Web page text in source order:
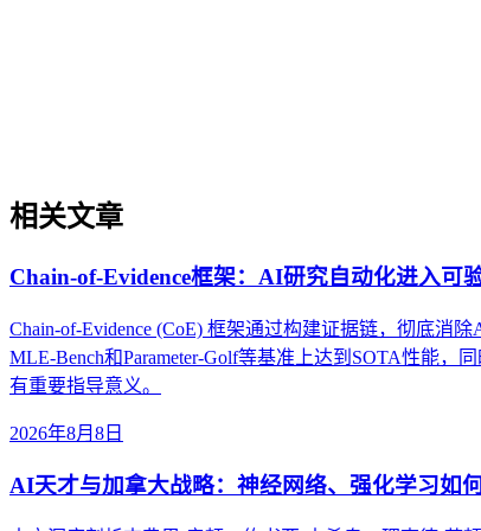
相关文章
Chain-of-Evidence框架：AI研究自动化进入可
Chain-of-Evidence (CoE) 框架通过构建证据链，彻底消
MLE-Bench和Parameter-Golf等基准上达到SOTA性能
有重要指导意义。
2026年8月8日
AI天才与加拿大战略：神经网络、强化学习如